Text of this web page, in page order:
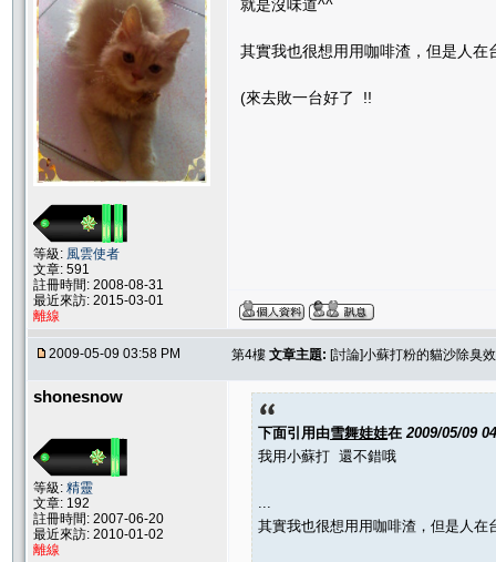
等級: 風雲使者
文章: 591
註冊時間: 2008-08-31
最近來訪: 2015-03-01
離線
就是沒味道^^
其實我也很想用用咖啡渣，但是人在
(來去敗一台好了 !!
2009-05-09 03:58 PM 第4樓 文章主題: [討論]小蘇打粉的貓沙除臭
shonesnow
等級: 精靈
文章: 192
註冊時間: 2007-06-20
最近來訪: 2010-01-02
離線
下面引用由雪舞娃娃在 2009/05/09
我用小蘇打 還不錯哦
其實我也很想用用咖啡渣，但是人在